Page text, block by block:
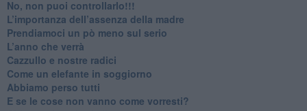
No, non puoi controllarlo!!!
​L’importanza dell’assenza della madre
​Prendiamoci un pò meno sul serio
​L’anno che verrà
​Cazzullo e nostre radici
​Come un elefante in soggiorno
​Abbiamo perso tutti
E se le cose non vanno come vorresti?